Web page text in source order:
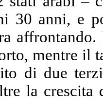
30 anni, e
mentre il
di due
la crescita